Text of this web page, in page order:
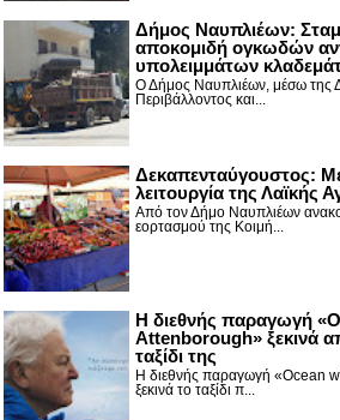
Δήμος Ναυπλιέων:
αποκομιδή ογκωδών
υπολειμμάτων
Ο Δήμος Ναυπλιέων, μέσω της
Περιβάλλοντος και...
Δεκαπενταύγουστος:
λειτουργία της Λαϊκής
Από τον Δήμο Ναυπλιέων
εορτασμού της Κοιμή...
Η διεθνής παραγωγή
Attenborough» ξεκινά
ταξίδι της
Η διεθνής παραγωγή «Ocean
ξεκινά το ταξίδι π...